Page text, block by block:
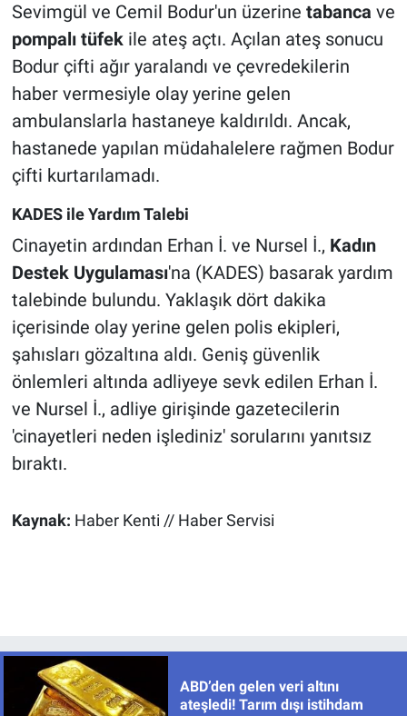
Sevimgül ve Cemil Bodur'un üzerine tabanca ve
pompalı tüfekile ateş açtı. Açılan ateş sonucu
Bodur çifti ağır yaralandı ve çevredekilerin
haber vermesiyle olay yerine gelen
ambulanslarla hastaneye kaldırıldı. Ancak,
hastanede yapılan müdahalelere rağmen Bodur
çifti kurtarılamadı.
KADES ile Yardım Talebi
Cinayetin ardından Erhan İ. ve Nursel İ., Kadın
Destek Uygulaması'na (KADES) basarak yardım
talebinde bulundu. Yaklaşık dört dakika
içerisinde olay yerine gelen polis ekipleri,
şahısları gözaltına aldı. Geniş güvenlik
önlemleri altında adliyeye sevk edilen Erhan İ.
ve Nursel İ., adliye girişinde gazetecilerin
'cinayetleri neden işlediniz' sorularını yanıtsız
bıraktı.
Kaynak: Haber Kenti // Haber Servisi
ABD’den gelen veri altını
ateşledi! Tarım dışı istihdam